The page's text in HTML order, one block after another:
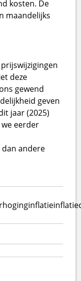
kosten. De
maandelijks
deze
gewend
geven
jaar (2025)
eerder
andere
inflatie